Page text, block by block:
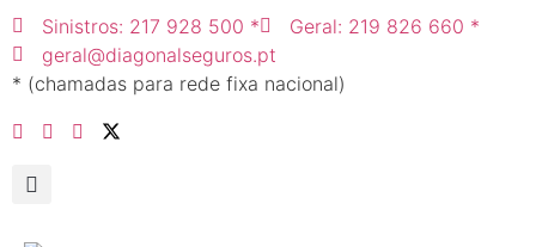
Sinistros: 217 928 500 *
Geral: 219 826 660 *
geral@diagonalseguros.pt
* (chamadas para rede fixa nacional)